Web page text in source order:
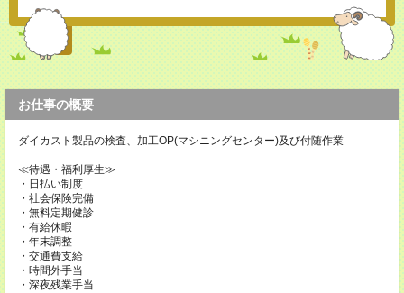
お仕事の概要
ダイカスト製品の検査、加工OP(マシニングセンター)及び付随作業
≪待遇・福利厚生≫
・日払い制度
・社会保険完備
・無料定期健診
・有給休暇
・年末調整
・交通費支給
・時間外手当
・深夜残業手当